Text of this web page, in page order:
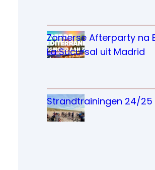
Zomerse Afterparty na
La Sucursal uit Madrid
Strandtrainingen 24/25